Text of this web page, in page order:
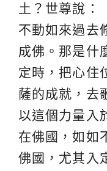
土？世尊說：
不動如來過去
成佛。那是什
定時，把心住
薩的成就，去
以這個力量入
在佛國，如如
佛國，尤其入